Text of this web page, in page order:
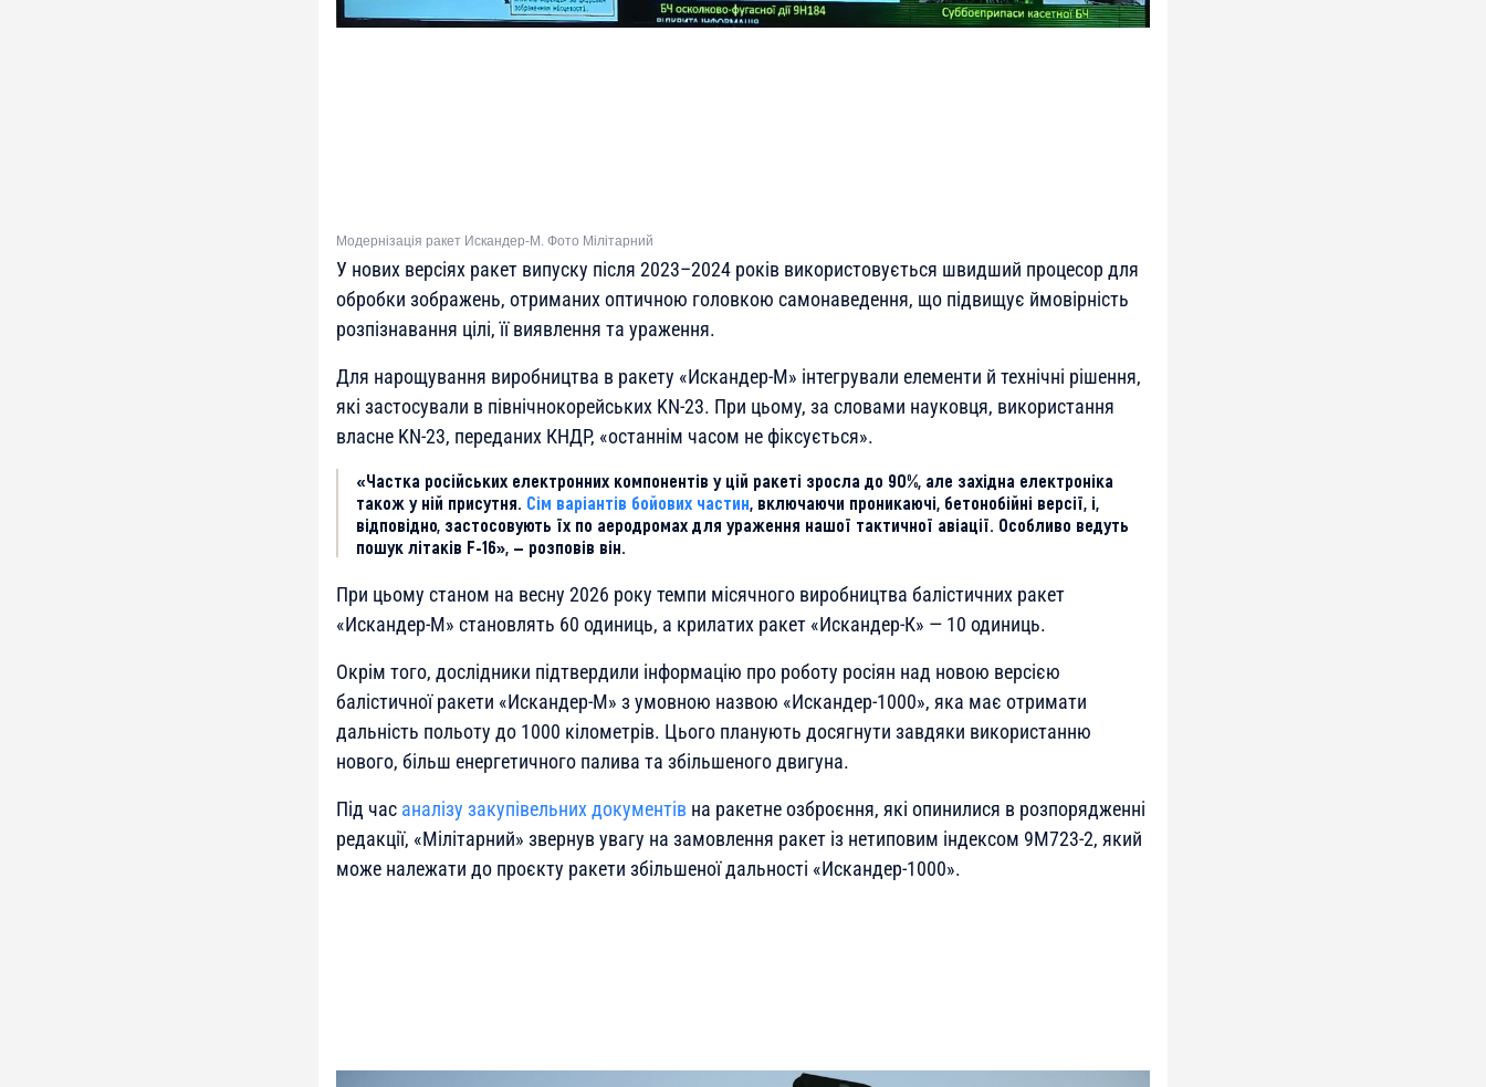
Модернізація ракет Искандер-М. Фото Мілітарний
У нових версіях ракет випуску після 2023–2024 років використовується швидший процесор для
обробки зображень, отриманих оптичною головкою самонаведення, що підвищує ймовірність
розпізнавання цілі, її виявлення та ураження.
Для нарощування виробництва в ракету «Искандер-М» інтегрували елементи й технічні рішення,
які застосували в північнокорейських KN-23. При цьому, за словами науковця, використання
власне KN-23, переданих КНДР, «останнім часом не фіксується».
«Частка російських електронних компонентів у цій ракеті зросла до 90%, але західна електроніка
також у ній присутня. Сім варіантів бойових частин, включаючи проникаючі, бетонобійні версії, і,
відповідно, застосовують їх по аеродромах для ураження нашої тактичної авіації. Особливо ведуть
пошук літаків F-16», — розповів він.
При цьому станом на весну 2026 року темпи місячного виробництва балістичних ракет
«Искандер-М» становлять 60 одиниць, а крилатих ракет «Искандер-К» — 10 одиниць.
Окрім того, дослідники підтвердили інформацію про роботу росіян над новою версією
балістичної ракети «Искандер-М» з умовною назвою «Искандер-1000», яка має отримати
дальність польоту до 1000 кілометрів. Цього планують досягнути завдяки використанню
нового, більш енергетичного палива та збільшеного двигуна.
Під час аналізу закупівельних документів на ракетне озброєння, які опинилися в розпорядженні
редакції, «Мілітарний» звернув увагу на замовлення ракет із нетиповим індексом 9М723-2, який
може належати до проєкту ракети збільшеної дальності «Искандер-1000».